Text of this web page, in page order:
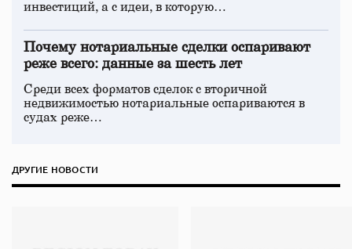
инвестиций, а с идеи, в которую…
Почему нотариальные сделки оспаривают
реже всего: данные за шесть лет
Среди всех форматов сделок с вторичной
недвижимостью нотариальные оспариваются в
судах реже…
ДРУГИЕ НОВОСТИ